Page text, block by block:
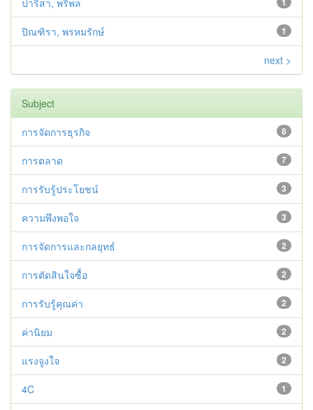
ปาริสา, พริพล
1
ปิณฑิรา, พรหมรักษ์
next >
Subject
8
การจัดการธุรกิจ
7
การตลาด
3
การรับรู้ประโยชน์
3
ความพึงพอใจ
2
การจัดการและกลยุทธ์
2
การตัดสินใจซื้อ
2
การรับรู้คุณค่า
2
ค่านิยม
2
แรงจูงใจ
1
4C